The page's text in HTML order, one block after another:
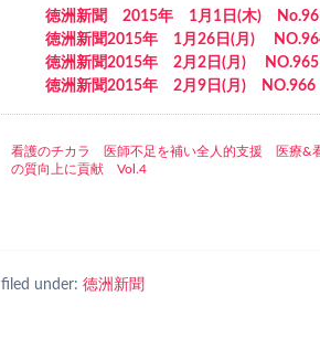
徳洲新聞 2015年 1月1日(木)
徳洲新聞2015年 1月26日(月)
徳洲新聞2015年 2月2日(月) NO.965
徳洲新聞2015年 2月9日(月) NO.966
看護のチカラ 医師不足を補い全人的支援 医療&
の質向上に貢献 Vol.4
filed under: 徳洲新聞